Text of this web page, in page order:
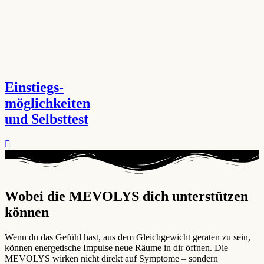
Einstiegs-
möglichkeiten
und Selbsttest
Wobei die MEVOLYS dich unterstützen
können ​
Wenn du das Gefühl hast, aus dem Gleichgewicht geraten zu sein,
können energetische Impulse neue Räume in dir öffnen. Die
MEVOLYS wirken nicht direkt auf Symptome – sondern